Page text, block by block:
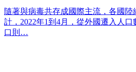
隨著與病毒共存成國際主流，各國
計，2022年1到4月，從外國遷入人口
口則…